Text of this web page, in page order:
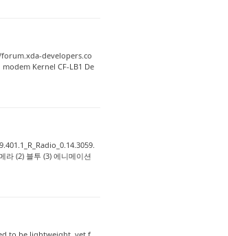
forum.xda-developers.co
Kernel CF-LB1 De
라 (2) 블투 (3) 에니메이션